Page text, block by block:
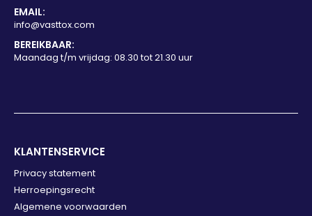
EMAIL:
info@vasttox.com
BEREIKBAAR:
Maandag t/m vrijdag: 08.30 tot 21.30 uur
KLANTENSERVICE
Privacy statement
Herroepingsrecht
Algemene voorwaarden